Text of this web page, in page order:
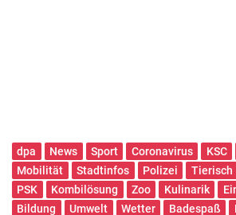
dpa News Sport Coronavirus KSC
Mobilität
Stadtinfos Polizei Tierisch
PSK
Kombilösung Zoo Kulinarik
Bildung
Umwelt Wetter Badespaß